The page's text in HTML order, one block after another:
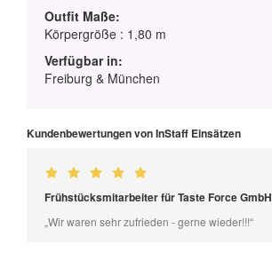
Outfit Maße:
Körpergröße : 1,80 m
Verfügbar in:
Freiburg & München
Kundenbewertungen von InStaff Einsätzen
Frühstücksmitarbeiter für Taste Force GmbH
„Wir waren sehr zufrieden - gerne wieder!!!“